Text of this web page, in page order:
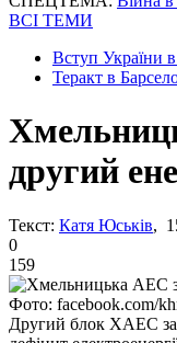
ВСІ ТЕМИ
Вступ України
Теракт в
другий
Текст: Катя Юськів,
0
159
Фото: facebook.com/
Другий блок ХАЕС